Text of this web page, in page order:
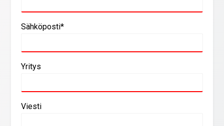
Sähköposti*
Yritys
Viesti